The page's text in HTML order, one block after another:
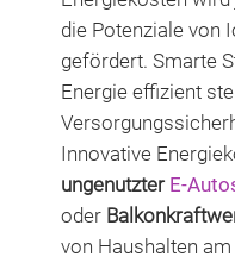
die Potenziale von
gefördert. Smarte
Energie effizient
Innovative
ungenutzter E-
oder
von Haushalten